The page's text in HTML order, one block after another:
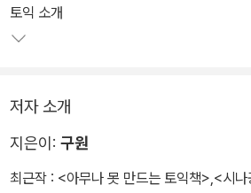
것이 있으면 저자에게 개인적으로 물어볼
오톡 id도 공개했다.
토익 소개
저자 소개
지은이: 구원
최근작 : <아무나 못 만드는 토익책>,<시